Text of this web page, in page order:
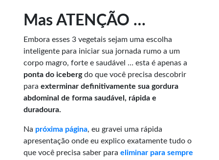
Mas ATENÇÃO …
Embora esses 3 vegetais sejam uma escolha
inteligente para iniciar sua jornada rumo a um
corpo magro, forte e saudável … esta é apenas a
ponta do icebergdo que você precisa descobrir
para exterminar definitivamente sua gordura
abdominal de forma saudável, rápida e
duradoura.
Na próxima página, eu gravei uma rápida
apresentação onde eu explico exatamente tudo o
que você precisa saber para eliminar para sempre